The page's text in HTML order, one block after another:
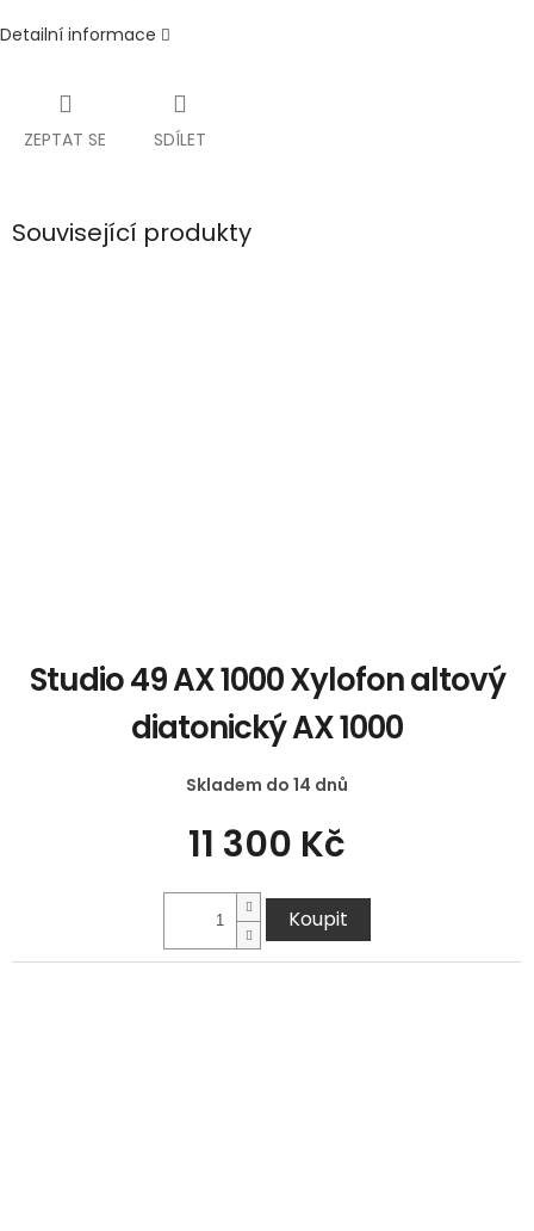
Detailní informace
ZEPTAT SE SDÍLET
Související produkty
Studio 49 AX 1000 Xylofon altový
diatonický AX 1000
Skladem do 14 dnů
11 300 Kč
Koupit